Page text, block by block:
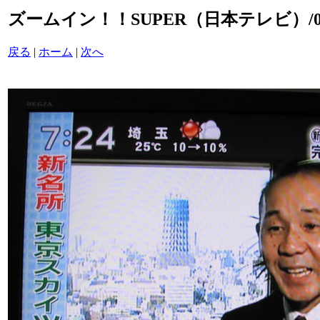
ズームイン！！SUPER（日本テレビ）/
戻る | ホーム | 次へ